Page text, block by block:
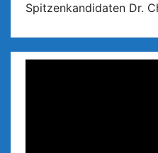
Spitzenkandidaten Dr.